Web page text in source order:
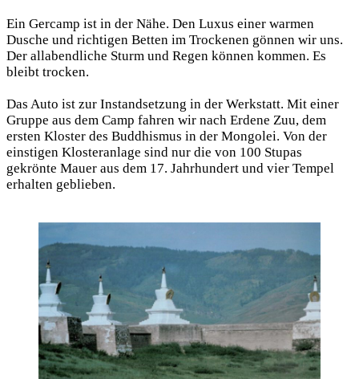
Ein Gercamp ist in der Nähe. Den Luxus einer warmen
Dusche und richtigen Betten im Trockenen gönnen wir uns.
Der allabendliche Sturm und Regen können kommen. Es
bleibt trocken.
Das Auto ist zur Instandsetzung in der Werkstatt. Mit einer
Gruppe aus dem Camp fahren wir nach Erdene Zuu, dem
ersten Kloster des Buddhismus in der Mongolei. Von der
einstigen Klosteranlage sind nur die von 100 Stupas
gekrönte Mauer aus dem 17. Jahrhundert und vier Tempel
erhalten geblieben.